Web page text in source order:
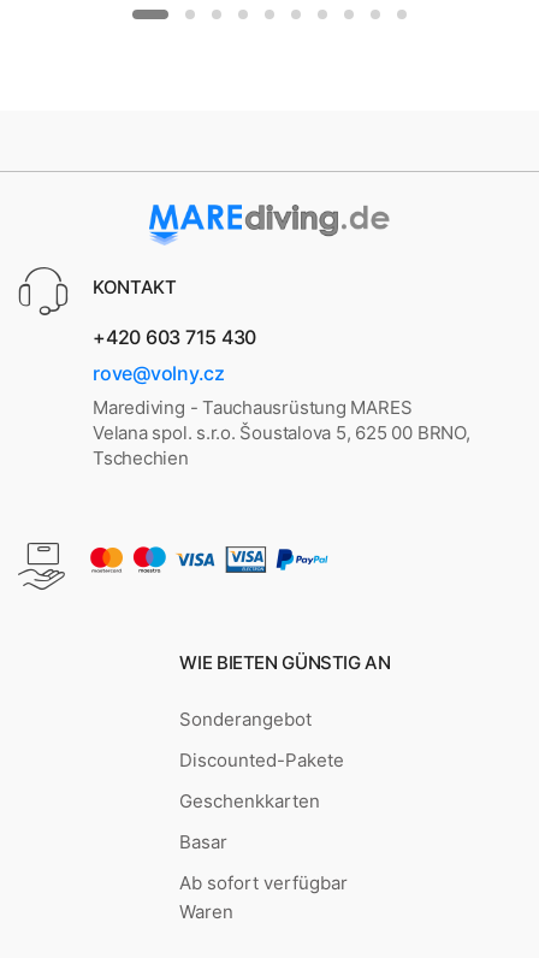
KONTAKT
+420 603 715 430
rove@volny.cz
Marediving - Tauchausrüstung MARES
Velana spol. s.r.o. Šoustalova 5, 625 00 BRNO,
Tschechien
WIE BIETEN GÜNSTIG AN
Sonderangebot
Discounted-Pakete
Geschenkkarten
Basar
Ab sofort verfügbar
Waren